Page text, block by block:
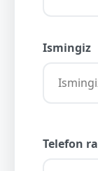
Ismingiz
Telefon